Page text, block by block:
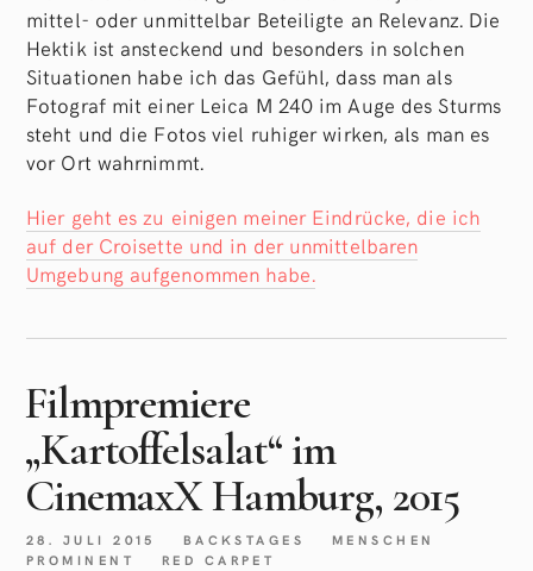
mittel- oder unmittelbar Beteiligte an Relevanz. Die
Hektik ist ansteckend und besonders in solchen
Situationen habe ich das Gefühl, dass man als
Fotograf mit einer Leica M 240 im Auge des Sturms
steht und die Fotos viel ruhiger wirken, als man es
vor Ort wahrnimmt.
Hier geht es zu einigen meiner Eindrücke, die ich
auf der Croisette und in der unmittelbaren
Umgebung aufgenommen habe.
Filmpremiere
„Kartoffelsalat“ im
CinemaxX Hamburg, 2015
28. JULI 2015 BACKSTAGES
MENSCHEN
PROMINENT
RED CARPET